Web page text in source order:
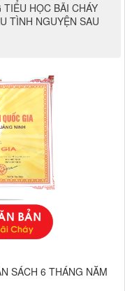
HỌC BÃI CHÁY
TÌNH NGUYỆN SAU
SÁCH 6 THÁNG NĂM